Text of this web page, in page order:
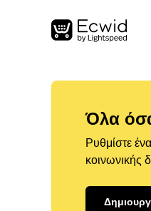
Όλα
Ρυθμίστε
κοινωνικής